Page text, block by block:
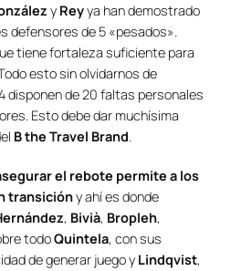
y Reyya han demostrado
defensores de 5 «pesados».
tiene fortaleza suficiente para
esto sin olvidarnos de
disponen de 20 faltas personales
Esto debe dar muchísima
B the Travel Brand.
el rebote permite a los
transicióny ahí es donde
, Bivià, Bropleh,
todoQuintela, con sus
de generar juego y Lindqvist,